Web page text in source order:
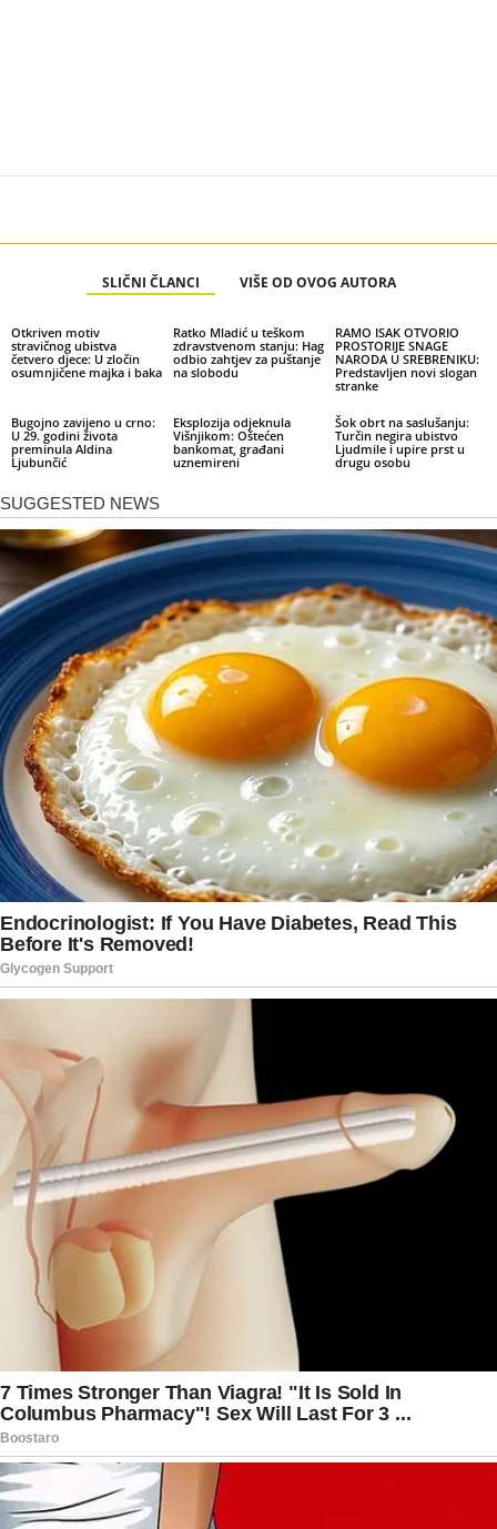
SLIČNI ČLANCI VIŠE OD OVOG AUTORA
Otkriven motiv
stravičnog ubistva
četvero djece: U zločin
osumnjičene majka i baka
Ratko Mladić u teškom
zdravstvenom stanju: Hag
odbio zahtjev za puštanje
na slobodu
RAMO ISAK OTVORIO
PROSTORIJE SNAGE
NARODA U SREBRENIKU:
Predstavljen novi slogan
stranke
Bugojno zavijeno u crno:
U 29. godini života
preminula Aldina
Ljubunčić
Eksplozija odjeknula
Višnjikom: Oštećen
bankomat, građani
uznemireni
Šok obrt na saslušanju:
Turčin negira ubistvo
Ljudmile i upire prst u
drugu osobu